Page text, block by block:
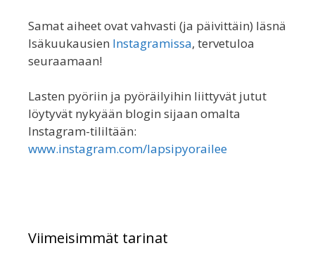
Samat aiheet ovat vahvasti (ja päivittäin) läsnä
Isäkuukausien Instagramissa, tervetuloa
seuraamaan!
Lasten pyöriin ja pyöräilyihin liittyvät jutut
löytyvät nykyään blogin sijaan omalta
Instagram-tililtään:
www.instagram.com/lapsipyorailee
Viimeisimmät tarinat